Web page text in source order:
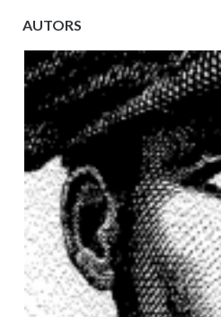
AUTORS